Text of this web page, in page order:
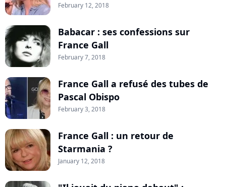
February 12, 2018
Babacar : ses confessions sur
France Gall
February 7, 2018
France Gall a refusé des tubes de
Pascal Obispo
February 3, 2018
France Gall : un retour de
Starmania ?
January 12, 2018